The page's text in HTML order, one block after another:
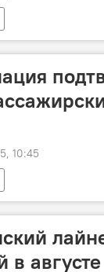
10:45
в